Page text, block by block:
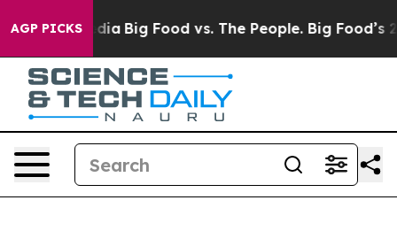
AGP PICKS
Media Big Food vs. The People. Big Food’s 239